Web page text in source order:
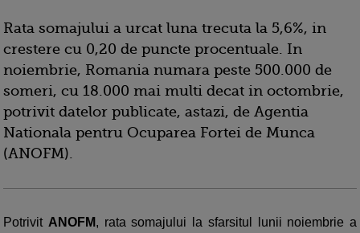
Rata somajului a urcat luna trecuta la 5,6%, in
crestere cu 0,20 de puncte procentuale. In
noiembrie, Romania numara peste 500.000 de
someri, cu 18.000 mai multi decat in octombrie,
potrivit datelor publicate, astazi, de Agentia
Nationala pentru Ocuparea Fortei de Munca
(ANOFM).
Potrivit ANOFM, rata somajului la sfarsitul lunii noiembrie a